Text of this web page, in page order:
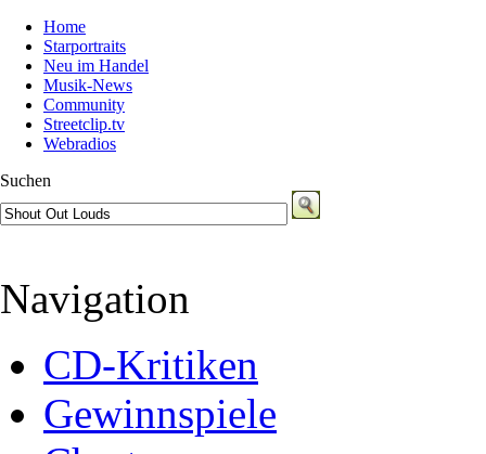
Home
Starportraits
Neu im Handel
Musik-News
Community
Streetclip.tv
Webradios
Suchen
Navigation
CD-Kritiken
Gewinnspiele